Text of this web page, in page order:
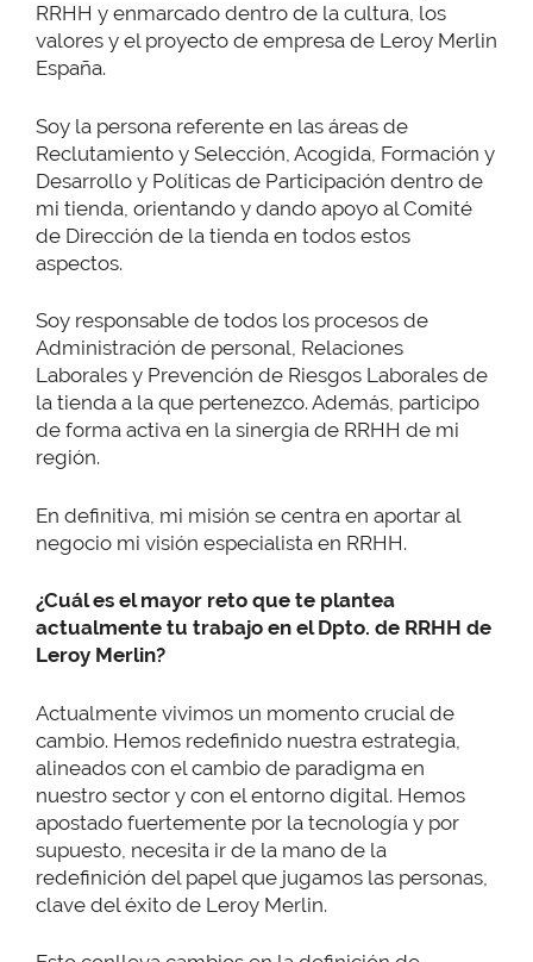
RRHH y enmarcado dentro de la cultura, los
valores y el proyecto de empresa de Leroy Merlin
España.
Soy la persona referente en las áreas de
Reclutamiento y Selección, Acogida, Formación y
Desarrollo y Políticas de Participación dentro de
mi tienda, orientando y dando apoyo al Comité
de Dirección de la tienda en todos estos
aspectos.
Soy responsable de todos los procesos de
Administración de personal, Relaciones
Laborales y Prevención de Riesgos Laborales de
la tienda a la que pertenezco. Además, participo
de forma activa en la sinergia de RRHH de mi
región.
En definitiva, mi misión se centra en aportar al
negocio mi visión especialista en RRHH.
¿Cuál es el mayor reto que te plantea
actualmente tu trabajo en el Dpto. de RRHH de
Leroy Merlin?
Actualmente vivimos un momento crucial de
cambio. Hemos redefinido nuestra estrategia,
alineados con el cambio de paradigma en
nuestro sector y con el entorno digital. Hemos
apostado fuertemente por la tecnología y por
supuesto, necesita ir de la mano de la
redefinición del papel que jugamos las personas,
clave del éxito de Leroy Merlin.